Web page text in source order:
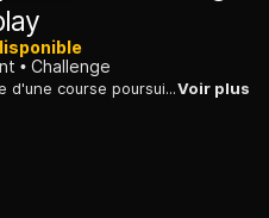
Challenge
Le stade de France est le théâtre d'une course poursuite nocturne entre un coureur amateur et un véritable champion.Voir plus